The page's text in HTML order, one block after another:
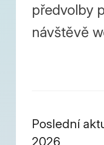
předvolby
návštěvě
Poslední
2026